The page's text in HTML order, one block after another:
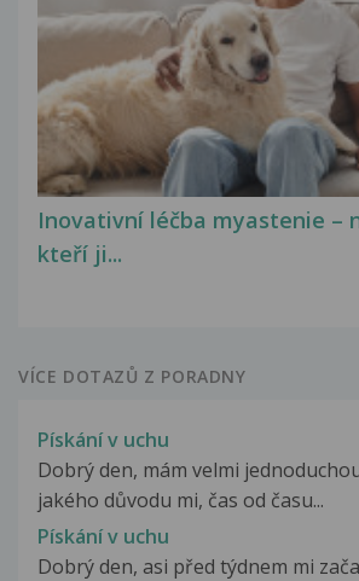
Inovativní léčba myastenie –
kteří ji...
VÍCE DOTAZŮ Z PORADNY
Pískání v uchu
Dobrý den, mám velmi
jakého důvodu mi, čas od času...
Pískání v uchu
Dobrý den, asi před týdnem mi